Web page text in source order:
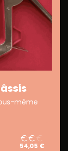
même
54,05 €